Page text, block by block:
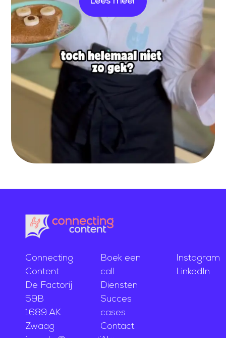
Connecting
Content
De Factorij
59B
1689 AK
Zwaag
Boek een
call
Diensten
Succes
cases
Contact
Instagram
LinkedIn